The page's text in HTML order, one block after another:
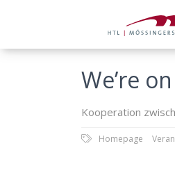
We’re
Kooperation
Homepage